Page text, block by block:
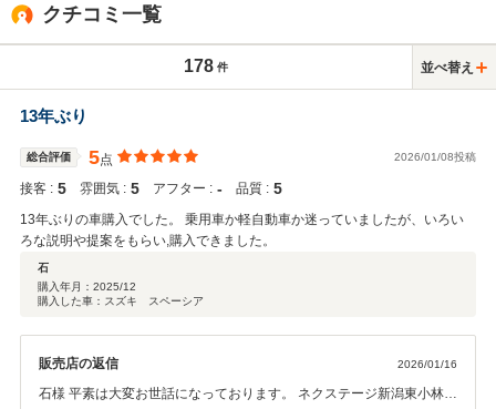
クチコミ一覧
178 件 並べ替え
13年ぶり
総合評価 5点 2026/01/08投稿
接客 : 5 雰囲気 : 5 アフター : ‐ 品質 : 5
13年ぶりの車購入でした。 乗用車か軽自動車か迷っていましたが、いろい
ろな説明や提案をもらい,購入できました。
石
購入年月： 2025/12
購入した車：スズキ スペーシア
販売店の返信 2026/01/16
石様 平素は大変お世話になっております。 ネクステージ新潟東小林と